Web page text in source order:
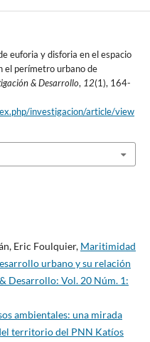
euforia y disforia en el espacio
el perímetro urbano de
& Desarrollo, 12(1), 164-
investigacion/article/view
Eric Foulquier, Maritimidad
urbano y su relación
Desarrollo: Vol. 20 Núm. 1:
ambientales: una mirada
territorio del PNN Katíos